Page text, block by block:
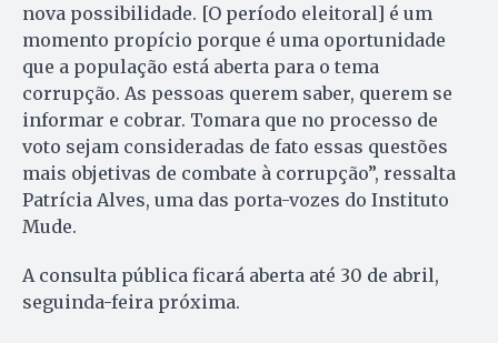
nova possibilidade. [O período eleitoral] é um
momento propício porque é uma oportunidade
que a população está aberta para o tema
corrupção. As pessoas querem saber, querem se
informar e cobrar. Tomara que no processo de
voto sejam consideradas de fato essas questões
mais objetivas de combate à corrupção”, ressalta
Patrícia Alves, uma das porta-vozes do Instituto
Mude.
A consulta pública ficará aberta até 30 de abril,
seguinda-feira próxima.